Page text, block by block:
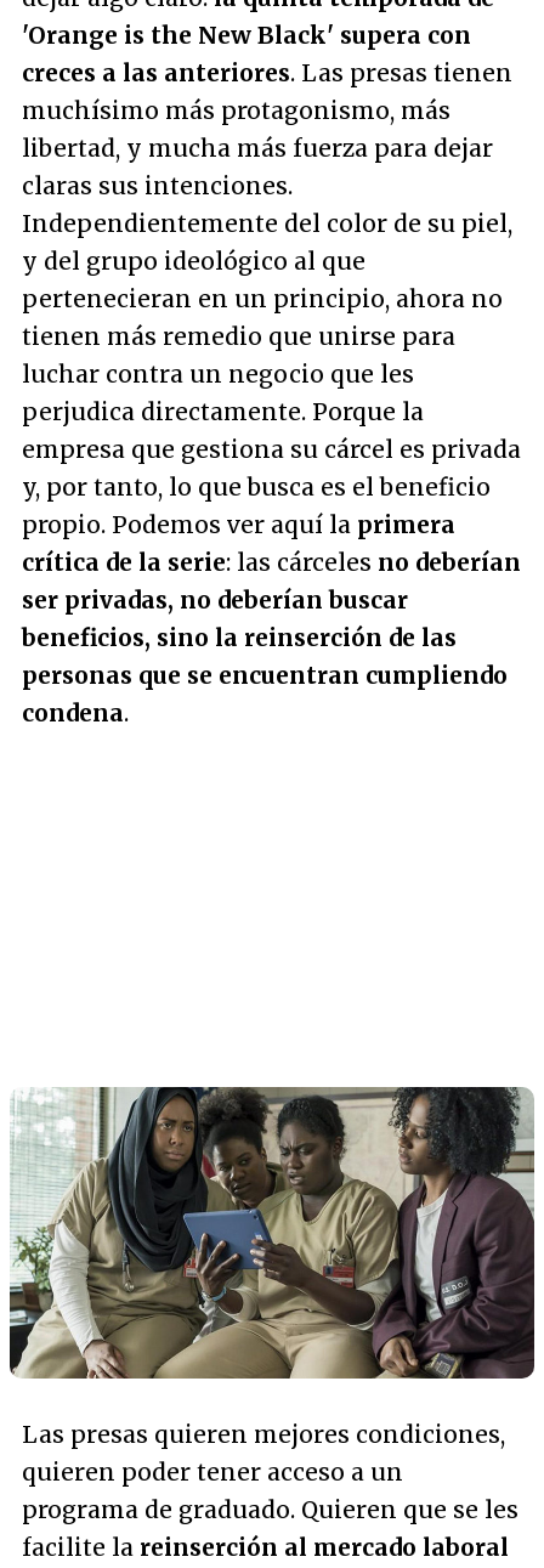
'Orange is the New Black' supera con
creces a las anteriores. Las presas tienen
muchísimo más protagonismo, más
libertad, y mucha más fuerza para dejar
claras sus intenciones.
Independientemente del color de su piel,
y del grupo ideológico al que
pertenecieran en un principio, ahora no
tienen más remedio que unirse para
luchar contra un negocio que les
perjudica directamente. Porque la
empresa que gestiona su cárcel es privada
y, por tanto, lo que busca es el beneficio
propio. Podemos ver aquí la primera
crítica de la serie: las cárceles no deberían
ser privadas, no deberían buscar
beneficios, sino la reinserción de las
personas que se encuentran cumpliendo
condena.
Las presas quieren mejores condiciones,
quieren poder tener acceso a un
programa de graduado. Quieren que se les
facilite la reinserción al mercado laboral